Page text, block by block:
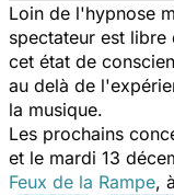
Loin de l'hypnose
spectateur est libre
cet état de
au delà de
la musique.
Les prochains
et le mardi 13
Feux de la Rampe,